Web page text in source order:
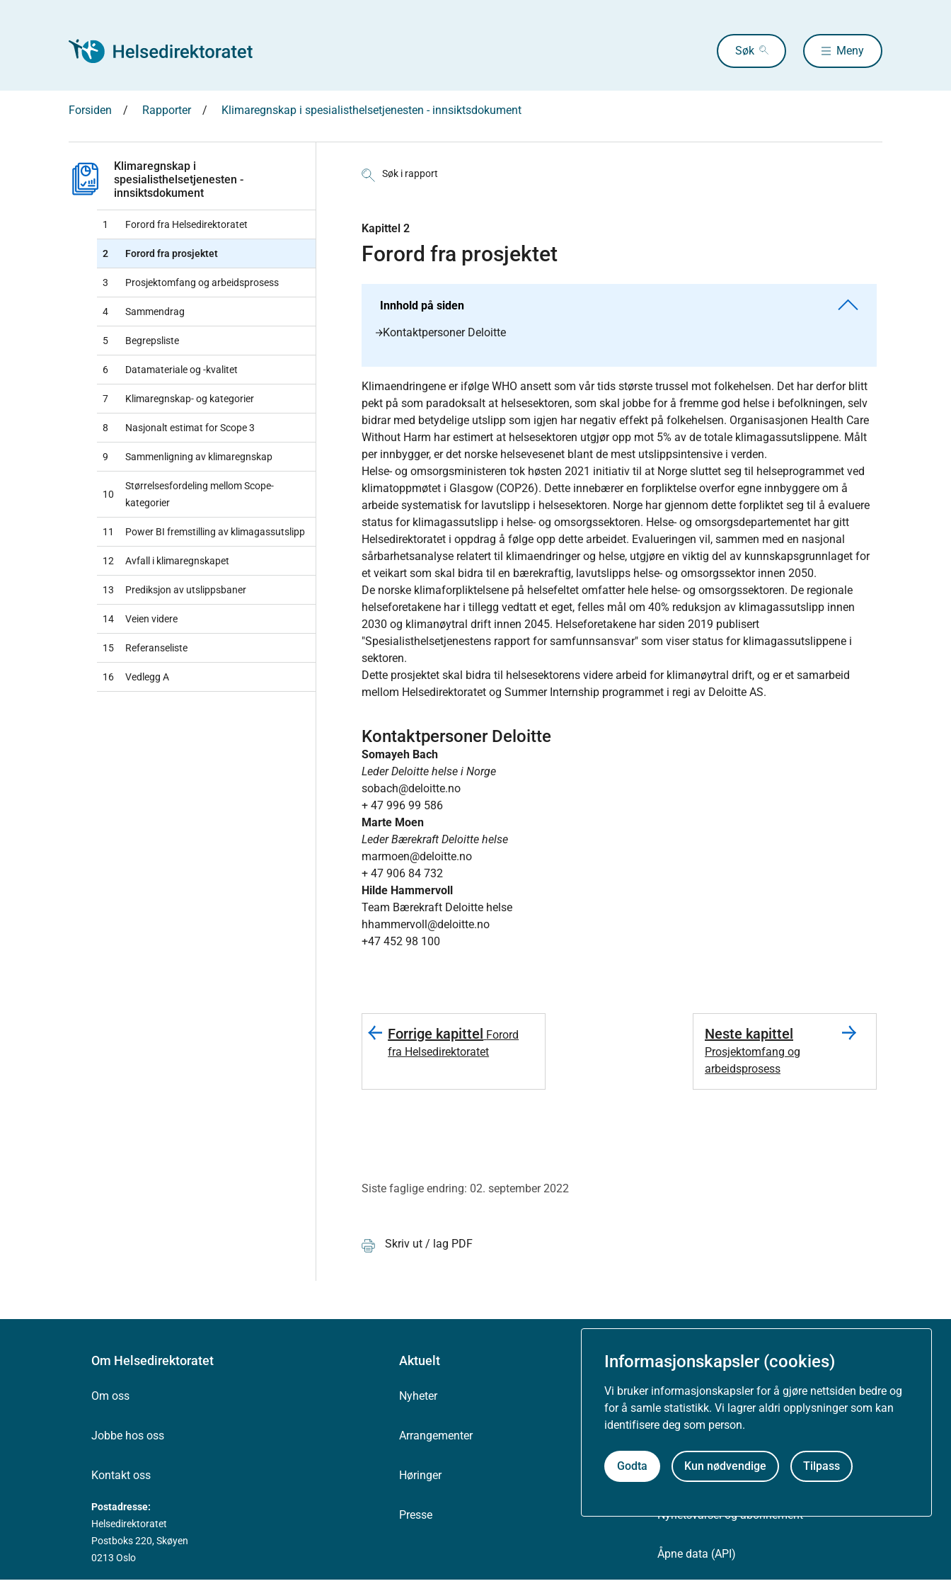
Informasjonskapsler (cookies)
Vi bruker informasjonskapsler for å gjøre nettsiden bedre og
for å samle statistikk. Vi lagrer aldri opplysninger som kan
identifisere deg som person.
Godta Kun nødvendige Tilpass
Søk Meny
Forsiden Rapporter Klimaregnskap i spesialisthelsetjenesten - innsiktsdokument
Klimaregnskap i
spesialisthelsetjenesten -
innsiktsdokument
1 Forord fra Helsedirektoratet
2 Forord fra prosjektet
3 Prosjektomfang og arbeidsprosess
4 Sammendrag
5 Begrepsliste
6 Datamateriale og -kvalitet
7 Klimaregnskap- og kategorier
8 Nasjonalt estimat for Scope 3
9 Sammenligning av klimaregnskap
10
Størrelsesfordeling mellom Scope-
kategorier
11 Power BI fremstilling av klimagassutslipp
12 Avfall i klimaregnskapet
13 Prediksjon av utslippsbaner
14 Veien videre
15 Referanseliste
16 Vedlegg A
Søk i rapport
Kapittel 2
Forord fra prosjektet
Innhold på siden
Kontaktpersoner Deloitte
Klimaendringene er ifølge WHO ansett som vår tids største trussel mot folkehelsen. Det har derfor blitt
pekt på som paradoksalt at helsesektoren, som skal jobbe for å fremme god helse i befolkningen, selv
bidrar med betydelige utslipp som igjen har negativ effekt på folkehelsen. Organisasjonen Health Care
Without Harm har estimert at helsesektoren utgjør opp mot 5% av de totale klimagassutslippene. Målt
per innbygger, er det norske helsevesenet blant de mest utslippsintensive i verden.
Helse- og omsorgsministeren tok høsten 2021 initiativ til at Norge sluttet seg til helseprogrammet ved
klimatoppmøtet i Glasgow (COP26). Dette innebærer en forpliktelse overfor egne innbyggere om å
arbeide systematisk for lavutslipp i helsesektoren. Norge har gjennom dette forpliktet seg til å evaluere
status for klimagassutslipp i helse- og omsorgssektoren. Helse- og omsorgsdepartementet har gitt
Helsedirektoratet i oppdrag å følge opp dette arbeidet. Evalueringen vil, sammen med en nasjonal
sårbarhetsanalyse relatert til klimaendringer og helse, utgjøre en viktig del av kunnskapsgrunnlaget for
et veikart som skal bidra til en bærekraftig, lavutslipps helse- og omsorgssektor innen 2050.
De norske klimaforpliktelsene på helsefeltet omfatter hele helse- og omsorgssektoren. De regionale
helseforetakene har i tillegg vedtatt et eget, felles mål om 40% reduksjon av klimagassutslipp innen
2030 og klimanøytral drift innen 2045. Helseforetakene har siden 2019 publisert
"Spesialisthelsetjenestens rapport for samfunnsansvar" som viser status for klimagassutslippene i
sektoren.
Dette prosjektet skal bidra til helsesektorens videre arbeid for klimanøytral drift, og er et samarbeid
mellom Helsedirektoratet og Summer Internship programmet i regi av Deloitte AS.
Kontaktpersoner Deloitte
Somayeh Bach
Leder Deloitte helse i Norge
sobach@deloitte.no
+ 47 996 99 586
Marte Moen
Leder Bærekraft Deloitte helse
marmoen@deloitte.no
+ 47 906 84 732
Hilde Hammervoll
Team Bærekraft Deloitte helse
hhammervoll@deloitte.no
+47 452 98 100
Forrige kapittel Forord
fra Helsedirektoratet
Neste kapittel
Prosjektomfang og
arbeidsprosess
Siste faglige endring: 02. september 2022
Skriv ut / lag PDF
Om Helsedirektoratet
Om oss
Jobbe hos oss
Kontakt oss
Postadresse:
Helsedirektoratet
Postboks 220, Skøyen
0213 Oslo
Aktuelt
Nyheter
Arrangementer
Høringer
Presse
Om nettstedet
Personvernerklæring
Tilgjengelighetserklæring (uustatus.no)
Besøksstatistikk og informasjonskapsler
Nyhetsvarsel og abonnement
Åpne data (API)